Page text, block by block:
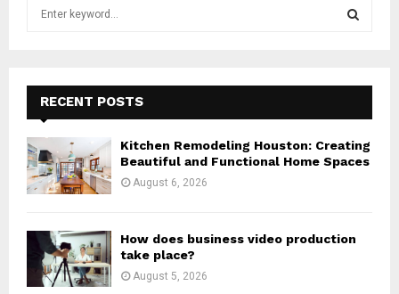
f
o
r
:
E
A
R
RECENT POSTS
Kitchen Remodeling Houston: Creating
Beautiful and Functional Home Spaces
August 6, 2026
How does business video production
take place?
August 5, 2026